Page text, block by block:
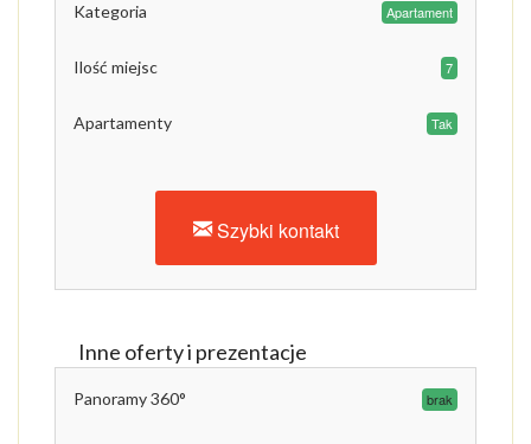
Kategoria Apartament
Ilość miejsc 7
Apartamenty Tak
Szybki kontakt
Inne oferty i prezentacje
Panoramy 360° brak